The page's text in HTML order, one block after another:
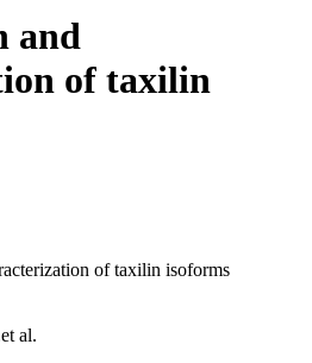
and
of taxilin
of taxilin isoforms
al.